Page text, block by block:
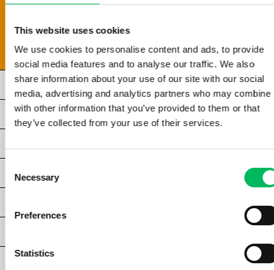
This website uses cookies
We use cookies to personalise content and ads, to provide
social media features and to analyse our traffic. We also
share information about your use of our site with our social
media, advertising and analytics partners who may combine
with other information that you’ve provided to them or that
they’ve collected from your use of their services.
Selection
Necessary
Preferences
Statistics
4.2 | HAFTUNG
4.3 | NATIONALE VERSICHERUNGSANFORDERUNGEN
KAPITEL 5 | ALLGEMEINE KENNTNISSE
KAPITEL 6 | MENSCHLICHE LEISTUNGSFÄHIGKEIT
KAPITEL 8 | FLUGSICHERHEIT
ANHÄNGE